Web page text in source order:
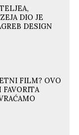
DIO JE
DESIGN
FILM? OVO
FAVORITA